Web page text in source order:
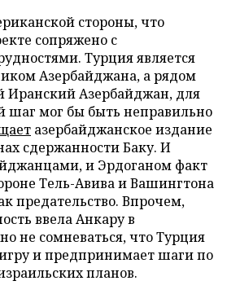
стороны, что
сопряжено с
Турция является
Азербайджана, а рядом
Азербайджан, для
шаг мог бы быть неправильно
азербайджанское издание
сдержанности Баку. И
и Эрдоганом факт
Тель-Авива и Вашингтона
предательство. Впрочем,
ввела Анкару в
не сомневаться, что Турция
и предпринимает шаги по
планов.